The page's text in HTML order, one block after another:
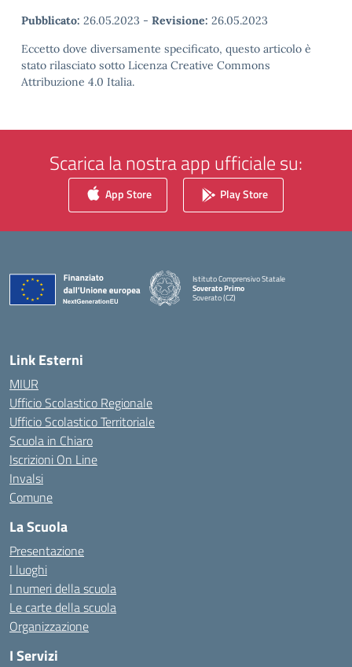
Pubblicato: 26.05.2023 - Revisione: 26.05.2023
Eccetto dove diversamente specificato, questo articolo è
stato rilasciato sotto Licenza Creative Commons
Attribuzione 4.0 Italia.
Scarica la nostra app ufficiale su:
App Store Play Store
Istituto Comprensivo Statale
Soverato Primo
Soverato (CZ)
Link Esterni
MIUR
Ufficio Scolastico Regionale
Ufficio Scolastico Territoriale
Scuola in Chiaro
Iscrizioni On Line
Invalsi
Comune
La Scuola
Presentazione
I luoghi
I numeri della scuola
Le carte della scuola
Organizzazione
I Servizi